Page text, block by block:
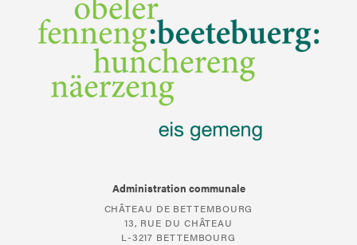
Administration communale
CHÂTEAU DE BETTEMBOURG
13, RUE DU CHÂTEAU
L-3217 BETTEMBOURG